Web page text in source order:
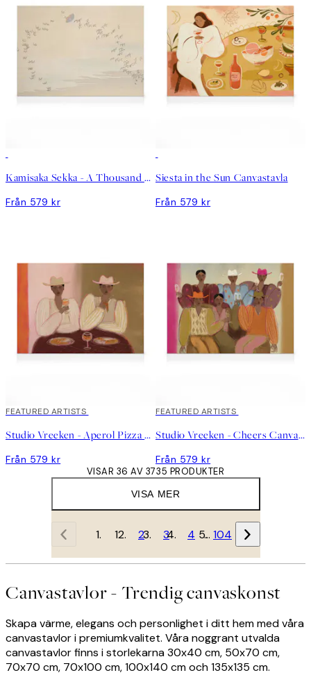
Kamisaka Sekka - A Thousand Grasses Pl.09 Canvastavla
Från 579 kr
Siesta in the Sun Canvastavla
Från 579 kr
FEATURED ARTISTS
Studio Vreeken - Aperol Pizza Party Canvastavla
Från 579 kr
FEATURED ARTISTS
Studio Vreeken - Cheers Canvastavla
Från 579 kr
VISA MER
VISAR 36 AV 3735 PRODUKTER
1 2 3 4 … 104
Canvastavlor - Trendig canvaskonst
Skapa värme, elegans och personlighet i ditt hem med våra
canvastavlor i premiumkvalitet. Våra noggrant utvalda
canvastavlor finns i storlekarna 30x40 cm, 50x70 cm,
70x70 cm, 70x100 cm, 100x140 cm och 135x135 cm.